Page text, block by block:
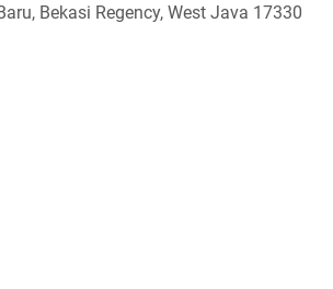
Bekasi Regency, West Java 17330